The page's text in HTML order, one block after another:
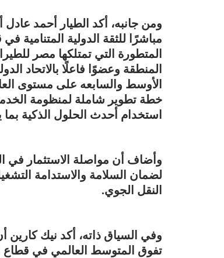
ومن جانبه، أكد الطيار أحمد
مباشرًا للثقة الدولية المتنامية
المتطورة التي تمتلكها مصر
المنطقة وعضوًا فاعلًا بالاتحاد
الأوسط والسابعه على مستوى
خطة تطوير شاملة لمنظومة
استخدام أحدث الحلول الذكية
وأضاف أن مواصلة الاستثمار في
لضمان السلامة والاستدامة
النقل الجوي.
وفي السياق ذاته، أكد نيك
تفوق المتوسط العالمي في قطاع